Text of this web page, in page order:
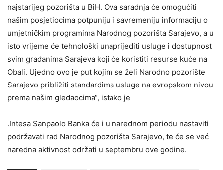
najstarijeg pozorišta u BiH. Ova saradnja će omogućiti
našim posjetiocima potpuniju i savremeniju informaciju o
umjetničkim programima Narodnog pozorišta Sarajevo, a u
isto vrijeme će tehnološki unaprijediti usluge i dostupnost
svim građanima Sarajeva koji će koristiti resurse kuće na
Obali. Ujedno ovo je put kojim se želi Narodno pozorište
Sarajevo približiti standardima usluge na evropskom nivou
prema našim gledaocima“, istako je
.Intesa Sanpaolo Banka će i u narednom periodu nastaviti
podržavati rad Narodnog pozorišta Sarajevo, te će se već
naredna aktivnost održati u septembru ove godine.